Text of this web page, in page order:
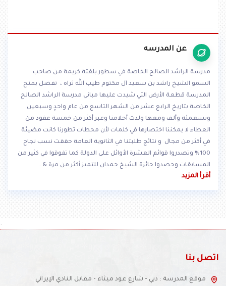
عن المدرسه
مدرسة الراشد الصالح الخاصة في سطور بلفتة كريمة من صاحب
السمو الشيخ راشد بن سعيد آل مكتوم طيب الله ثراه ، تفضل بمنح
المدرسة قطعة الأرض التي شيدت عليها مباني مدرسة الراشد الصالح
الخاصة بتاريخ الرابع عشر من الشهر التاسع من عام واحدٍ وسبعين
وتسعمئة وألف ومعها ولدت أحلامنا وعبر أكثر من خمسة عقود من
العطاء لا يمكننا اختصارها في كلمات لأن محطات تطورنا كانت مضيئة
في أكثر من مجال و نتائج طلبتنا في الثانوية العامة حققت نسب نجاح
100% وتصدروا قوائم العشرة الأوائل على الدولة كما تفوقوا في كثير من
المسابقات وحصدوا جائزة الشيخ حمدان للتميز أكثر من مرة & ..
أقرأ المزيد
.
اتصل بنا
موقع المدرسة : دبي - شارع عود ميثاء - مقابل النادي الإيراني